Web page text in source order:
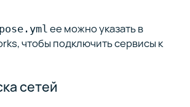
ее можно указать в
чтобы подключить сервисы к
сетей